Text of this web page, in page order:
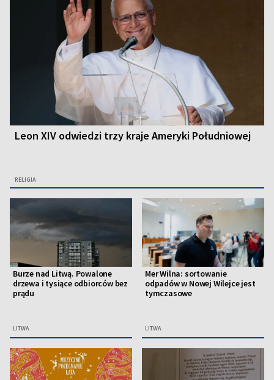
Leon XIV odwiedzi trzy kraje Ameryki Południowej
RELIGIA
Burze nad Litwą. Powalone
drzewa i tysiące odbiorców bez
prądu
LITWA
Mer Wilna: sortowanie
odpadów w Nowej Wilejce jest
tymczasowe
LITWA